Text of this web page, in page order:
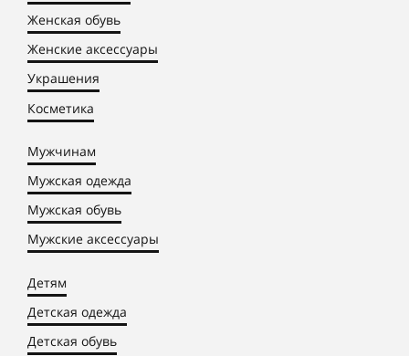
Женская обувь
Женские аксессуары
Украшения
Косметика
Мужчинам
Мужская одежда
Мужская обувь
Мужские аксессуары
Детям
Детская одежда
Детская обувь